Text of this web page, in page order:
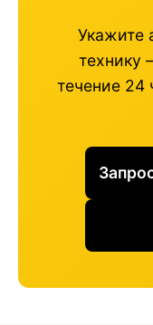
Укажите
технику
течение 24